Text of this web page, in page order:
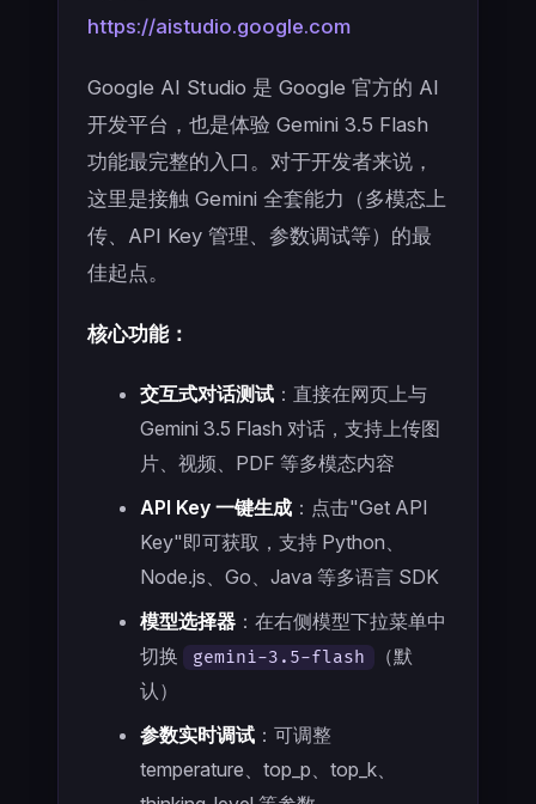
https://aistudio.google.com
Google AI Studio 是 Google 官方的 AI
开发平台，也是体验 Gemini 3.5 Flash
功能最完整的入口。对于开发者来说，
这里是接触 Gemini 全套能力（多模态上
传、API Key 管理、参数调试等）的最
佳起点。
核心功能：
交互式对话测试 ：直接在网页上与
Gemini 3.5 Flash 对话，支持上传图
片、视频、PDF 等多模态内容
API Key 一键生成 ：点击"Get API
Key"即可获取，支持 Python、
Node.js、Go、Java 等多语言 SDK
模型选择器 ：在右侧模型下拉菜单中
切换
gemini-3.5-flash
（默
认）
参数实时调试 ：可调整
temperature、top_p、top_k、